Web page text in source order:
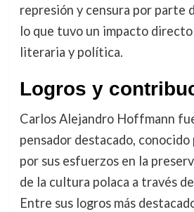
represión y censura por parte
lo que tuvo un impacto directo
literaria y política.
Logros y
Carlos Alejandro Hoffmann
pensador destacado,
por sus esfuerzos en la
de la cultura polaca a través
Entre sus logros más